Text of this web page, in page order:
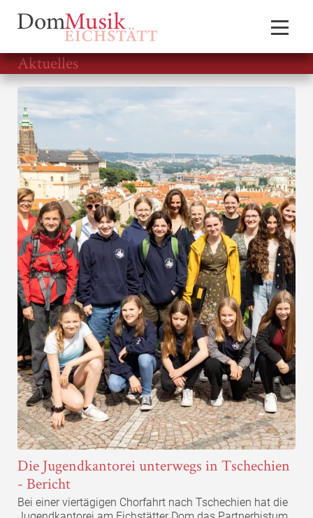
Aktuelles
Die Jugendkantorei unterwegs in Tschechien
- Bericht
Bei einer viertägigen Chorfahrt nach Tschechien hat die